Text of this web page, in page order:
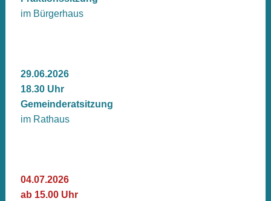
im Bürgerhaus
29.06.2026
18.30 Uhr
Gemeinderatsitzung
im Rathaus
04.07.2026
ab 15.00 Uhr